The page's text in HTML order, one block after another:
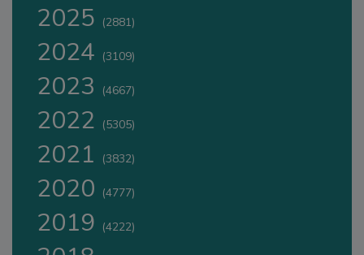
2025 (2881)
2024 (3109)
2023 (4667)
2022 (5305)
2021 (3832)
2020 (4777)
2019 (4222)